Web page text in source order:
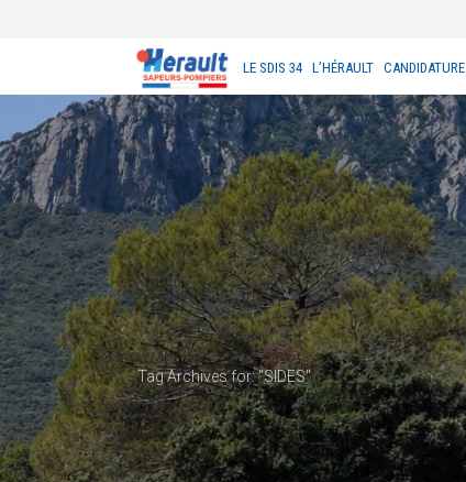
LE SDIS 34 L’HÉRAULT CANDIDATURE
Tag Archives for: "SIDES"